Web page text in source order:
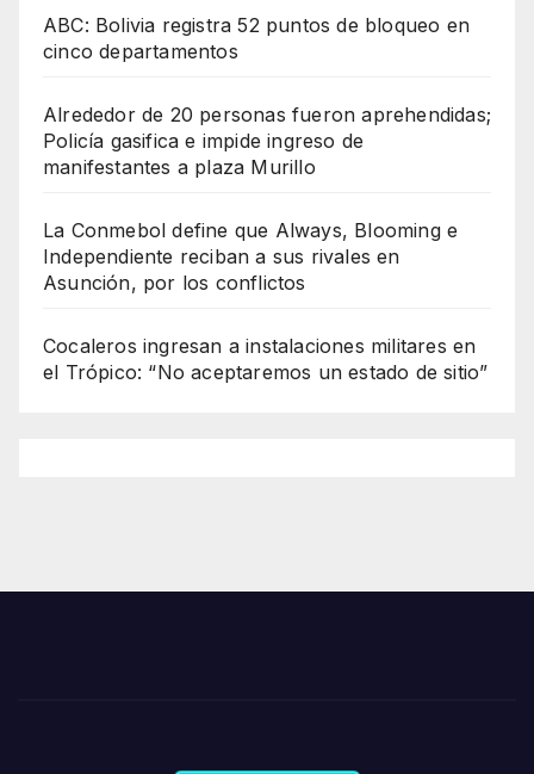
ABC: Bolivia registra 52 puntos de bloqueo en
cinco departamentos
Alrededor de 20 personas fueron aprehendidas;
Policía gasifica e impide ingreso de
manifestantes a plaza Murillo
La Conmebol define que Always, Blooming e
Independiente reciban a sus rivales en
Asunción, por los conflictos
Cocaleros ingresan a instalaciones militares en
el Trópico: “No aceptaremos un estado de sitio”